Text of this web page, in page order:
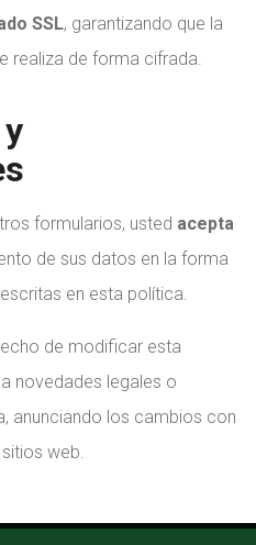
SSL, garantizando que la
realiza de forma cifrada.
formularios, usted acepta
de sus datos en la forma
en esta política.
de modificar esta
novedades legales o
anunciando los cambios con
web.